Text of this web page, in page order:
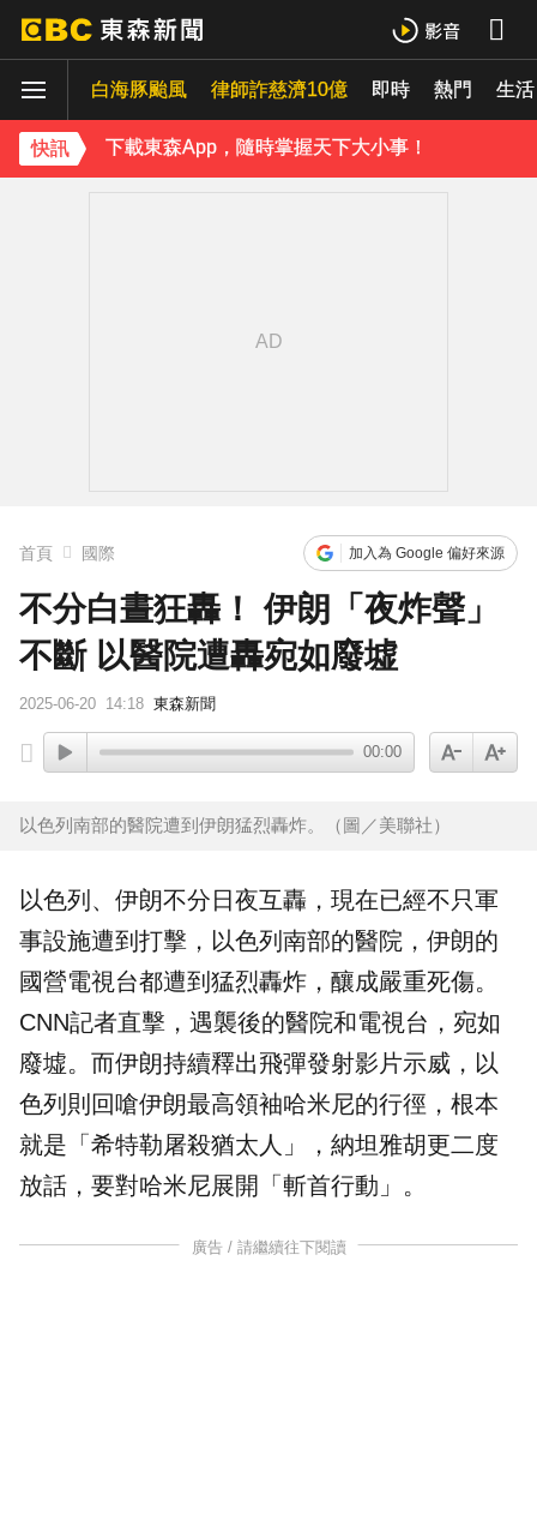
白海豚颱風 律師詐慈濟10億 即時 熱門 生活
快訊
下載東森App，隨時掌握天下大小事！
首頁 國際 加入為 Google 偏好來源
不分白晝狂轟！ 伊朗「夜炸聲」
不斷 以醫院遭轟宛如廢墟
2025-06-20 14:18 東森新聞
00:00
以色列南部的醫院遭到伊朗猛烈轟炸。（圖／美聯社）
以色列、伊朗不分日夜互轟，現在已經不只軍
事設施遭到打擊，以色列南部的醫院 ，伊朗的
國營電視台都遭到猛烈轟炸，釀成嚴重死傷。
CNN記者直擊，遇襲後的醫院和電視台，宛如
廢墟。而伊朗持續釋出飛彈發射影片示威，以
色列則回嗆伊朗最高領袖哈米尼的行徑，根本
就是「希特勒屠殺猶太人」， 納坦雅胡更二度
放話，要對哈米尼展開「斬首行動」。
廣告 / 請繼續往下閱讀